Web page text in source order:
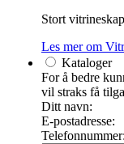
Stort vitrineskap
Les mer om
Kataloger
For å bedre
vil straks få
Ditt navn:
E-postadresse:
Telefonnummer: